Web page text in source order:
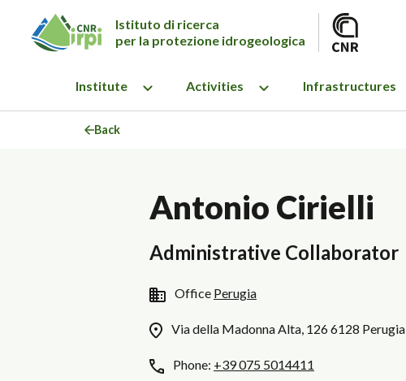
Istituto di ricerca
per la protezione idrogeologica
Institute Activities Infrastructures
Back
Antonio Cirielli
Administrative Collaborator
Office Perugia
Via della Madonna Alta, 126 6128 Perugia
Phone: +39 075 5014411